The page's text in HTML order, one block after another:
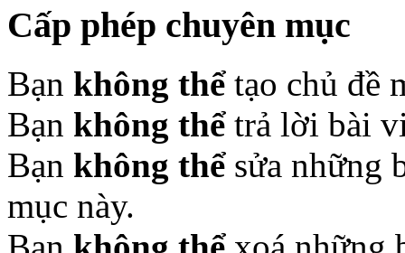
Cấp phép chuyên mục
Bạn không thểtạo chủ đề
Bạn không thểtrả lời bài
Bạn không thểsửa những
mục này.